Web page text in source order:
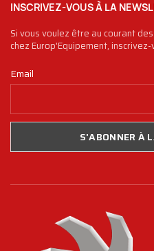
INSCRIVEZ-VOUS À LA
Si vous voulez être au courant
chez Europ'Equipement,
Email